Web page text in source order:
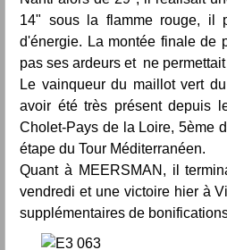
14" sous la flamme rouge, il
d'énergie. La montée finale de
pas ses ardeurs et ne
Le vainqueur du maillot vert
avoir été très présent depuis
Cholet-Pays de la Loire, 5ème
étape du Tour Méditerranéen.
Quant à MEERSMAN, il
vendredi et une victoire hier à
supplémentaires de